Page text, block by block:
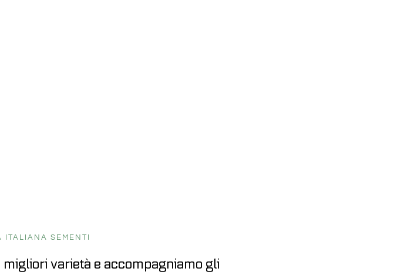
ITALIANA SEMENTI
varietà e accompagniamo gli